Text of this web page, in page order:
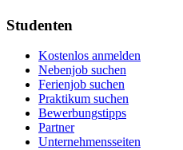
Studenten
Kostenlos anmelden
Nebenjob suchen
Ferienjob suchen
Praktikum suchen
Bewerbungstipps
Partner
Unternehmensseiten